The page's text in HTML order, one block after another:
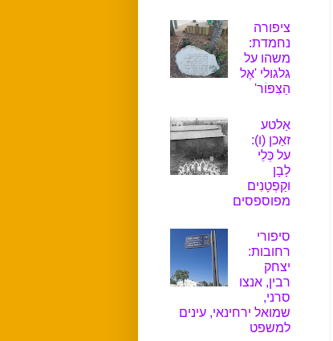
ציפורה
נחמדת:
משהו על
גלגולי 'אֶל
הַצִּפּוֹר'
אַלטע
זאַכן (ו):
על כְּלֵי
לָבָן
וקַפְטָנִים
מפוספסים
סיפורי
רחובות:
יצחק
רבין, אנצו
סרני,
שמואל ירחינאי, עינים
למשפט